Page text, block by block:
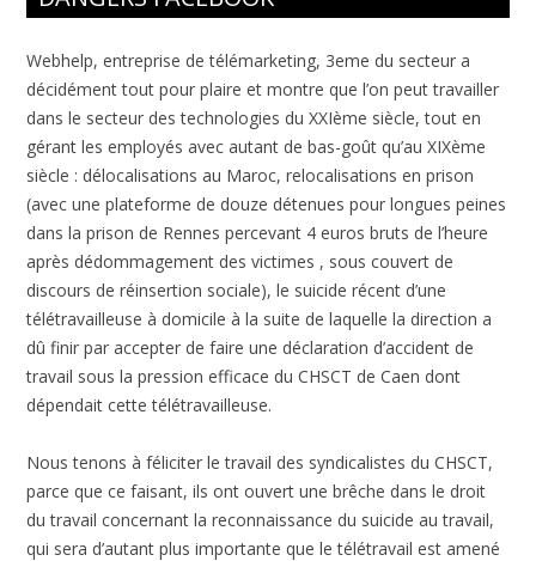
Webhelp, entreprise de télémarketing, 3eme du secteur a
décidément tout pour plaire et montre que l’on peut travailler
dans le secteur des technologies du XXIème siècle, tout en
gérant les employés avec autant de bas-goût qu’au XIXème
siècle : délocalisations au Maroc, relocalisations en prison
(avec une plateforme de douze détenues pour longues peines
dans la prison de Rennes percevant 4 euros bruts de l’heure
après dédommagement des victimes , sous couvert de
discours de réinsertion sociale), le suicide récent d’une
télétravailleuse à domicile à la suite de laquelle la direction a
dû finir par accepter de faire une déclaration d’accident de
travail sous la pression efficace du CHSCT de Caen dont
dépendait cette télétravailleuse.
Nous tenons à féliciter le travail des syndicalistes du CHSCT,
parce que ce faisant, ils ont ouvert une brêche dans le droit
du travail concernant la reconnaissance du suicide au travail,
qui sera d’autant plus importante que le télétravail est amené